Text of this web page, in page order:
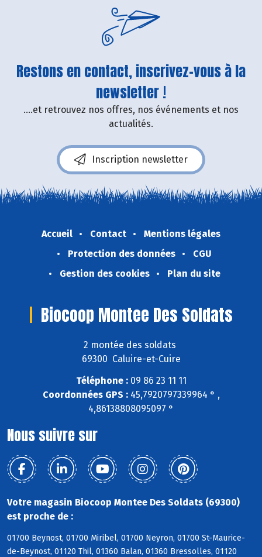
Restons en contact, inscrivez-vous à la
newsletter !
....et retrouvez nos offres, nos événements et nos
actualités.
Inscription newsletter
Accueil Contact
Mentions légales
Protection des données
CGU
Gestion des cookies
Plan du site
Biocoop Montee Des Soldats
2 montée des soldats
69300 Caluire-et-Cuire
Téléphone :09 86 23 11 11
Coordonnées GPS :45,7920797339964 ° ,
4,86138808095097 °
Nous suivre sur
Votre magasin Biocoop Montee Des Soldats (69300)
est proche de :
01700 Beynost, 01700 Miribel, 01700 Neyron, 01700 St-Maurice-
de-Beynost, 01120 Thil, 01360 Balan, 01360 Bressolles, 01120